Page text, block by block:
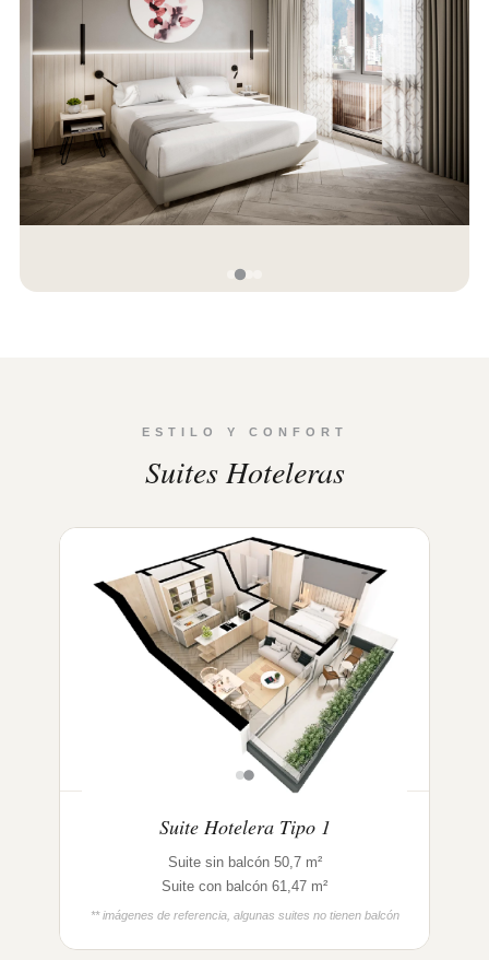
ESTILO Y CONFORT
Suites Hoteleras
Suite Hotelera Tipo 1
Suite sin balcón 50,7 m²
Suite con balcón 61,47 m²
** imágenes de referencia, algunas suites no tienen balcón